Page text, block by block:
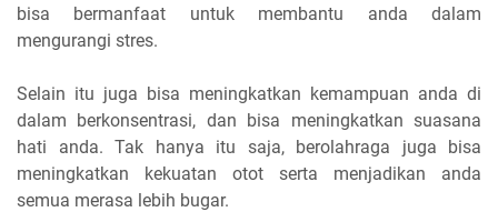
bisa bermanfaat untuk membantu anda dalam
mengurangi stres.
Selain itu juga bisa meningkatkan kemampuan anda di
dalam berkonsentrasi, dan bisa meningkatkan suasana
hati anda. Tak hanya itu saja, berolahraga juga bisa
meningkatkan kekuatan otot serta menjadikan anda
semua merasa lebih bugar.